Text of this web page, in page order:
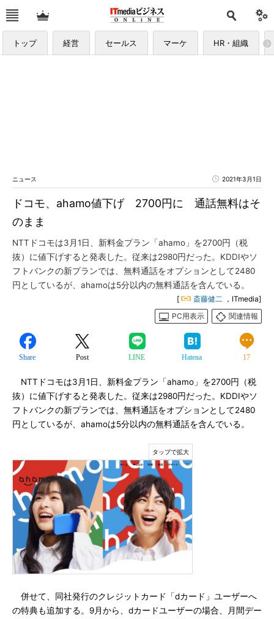
トップ 経営 セールス マーケ HR・組織
ニュース 2021年3月1日
ドコモ、ahamo値下げ 2700円に 通話無料はそ
のまま
NTTドコモは3月1日、新料金プラン「ahamo」を2700円（税
抜）に値下げすると発表した。従来は2980円だった。KDDIやソ
フトバンクの新プランでは、無料通話をオプションとして2480
円としているが、ahamoは5分以内の無料通話を含んでいる。
[ 斎藤健二 ，ITmedia]
PC用表示
関連情報
Share Post LINE Hatena 17
NTTドコモは3月1日、新料金プラン「ahamo」を2700円（税
抜）に値下げすると発表した。従来は2980円だった。KDDIやソ
フトバンクの新プランでは、無料通話をオプションとして2480
円としているが、ahamoは5分以内の無料通話を含んでいる。
併せて、同社発行のクレジットカード「dカード」ユーザーへ
の特典も追加する。9月から、dカードユーザーの場合、月間デー